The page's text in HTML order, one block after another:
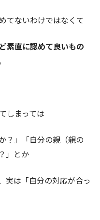
てないわけではなくて
素直に認めて良いもの
しまっては
？」「自分の親（親の
」とか
実は「自分の対応が合っ